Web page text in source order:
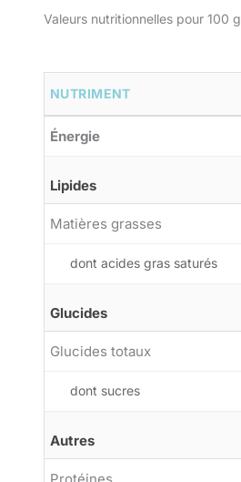
Valeurs nutritionnelles pour 100 g
NUTRIMENT
Énergie
Lipides
Matières grasses
dont acides gras saturés
Glucides
Glucides totaux
dont sucres
Autres